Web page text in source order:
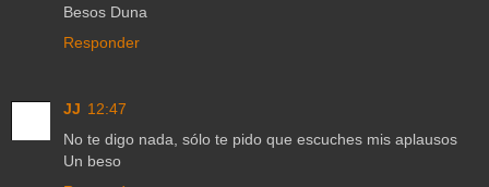
Besos Duna
Responder
JJ 12:47
No te digo nada, sólo te pido que escuches mis aplausos
Un beso